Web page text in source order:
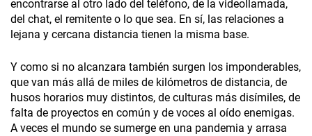
encontrarse al otro lado del teléfono, de la videollamada,
del chat, el remitente o lo que sea. En sí, las relaciones a
lejana y cercana distancia tienen la misma base.
Y como si no alcanzara también surgen los imponderables,
que van más allá de miles de kilómetros de distancia, de
husos horarios muy distintos, de culturas más disímiles, de
falta de proyectos en común y de voces al oído enemigas.
A veces el mundo se sumerge en una pandemia y arrasa